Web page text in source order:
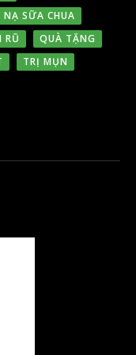
NẠ SỮA CHUA
RŨ
QUÀ TẶNG
TRỊ MỤN